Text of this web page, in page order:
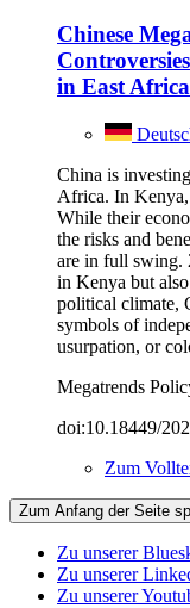
Chinese
in East
China is
Africa. In Kenya,
While their
the risks and
are in full swing.
in Kenya but
political climate,
symbols of
usurpation, or
Megatrends
doi:10.18449/
Zum
Zum Anfang der Seite
Zu unserer
Zu unserer
Zu unserer